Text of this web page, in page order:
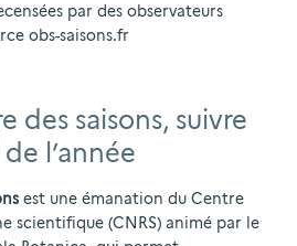
par des observateurs
obs-saisons.fr
des saisons, suivre
l’année
est une émanation du Centre
scientifique (CNRS) animé par le